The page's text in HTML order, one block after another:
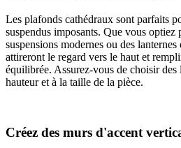
Les plafonds cathédraux sont parfaits
suspendus imposants. Que vous optiez
suspensions modernes ou des
attireront le regard vers le haut et
équilibrée. Assurez-vous de choisir
hauteur et à la taille de la pièce.
Créez des murs d'accent